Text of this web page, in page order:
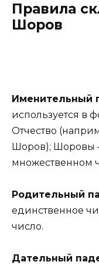
Правила
Шоров
Именительный
используется в
Отчество
Шоров); Шоровы
множественном
Родительный
единственное
число.
Дательный